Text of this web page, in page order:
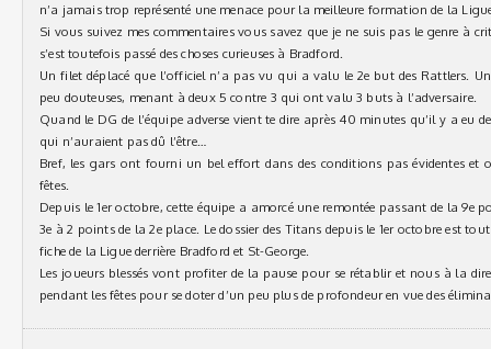
n’a jamais trop représenté une menace pour la meilleure formation de la
Si vous suivez mes commentaires vous savez que je ne suis pas le genre à
s’est toutefois passé des choses curieuses à Bradford.
Un filet déplacé que l’officiel n’a pas vu qui a valu le 2e but des Rattlers.
peu douteuses, menant à deux 5 contre 3 qui ont valu 3 buts à l’adversaire.
Quand le DG de l’équipe adverse vient te dire après 40 minutes qu’il y a eu
qui n’auraient pas dû l’être…
Bref, les gars ont fourni un bel effort dans des conditions pas évidentes et
fêtes.
Depuis le 1er octobre, cette équipe a amorcé une remontée passant de la 9e
3e à 2 points de la 2e place. Le dossier des Titans depuis le 1er octobre est tout
fiche de la Ligue derrière Bradford et St-George.
Les joueurs blessés vont profiter de la pause pour se rétablir et nous à la
pendant les fêtes pour se doter d’un peu plus de profondeur en vue des